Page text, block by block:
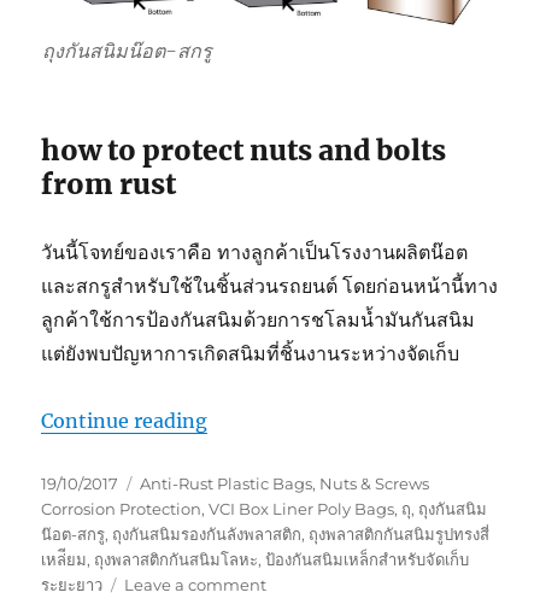
ถุงกันสนิมน๊อต-สกรู
how to protect nuts and bolts
from rust
วันนี้โจทย์ของเราคือ ทางลูกค้าเป็นโรงงานผลิตน๊อต
และสกรูสำหรับใช้ในชิ้นส่วนรถยนต์ โดยก่อนหน้านี้ทาง
ลูกค้าใช้การป้องกันสนิมด้วยการชโลมน้ำมันกันสนิม
แต่ยังพบปัญหาการเกิดสนิมที่ชิ้นงานระหว่างจัดเก็บ
Continue reading“ถุงกันสนิมน๊อต-สกรู”
Posted
on
19/10/2017 Tags
Anti-Rust Plastic Bags, Nuts & Screws
Corrosion Protection,VCI Box Liner Poly Bags, ถุ, ถุงกันสนิม
น๊อต-สกรู, ถุงกันสนิมรองกันลังพลาสติก, ถุงพลาสติกกันสนิมรูปทรงสี่
เหล่ียม, ถุงพลาสติกกันสนิมโลหะ,ป้องกันสนิมเหล็กสำหรับจัดเก็บ
ระยะยาว
Leave a commenton